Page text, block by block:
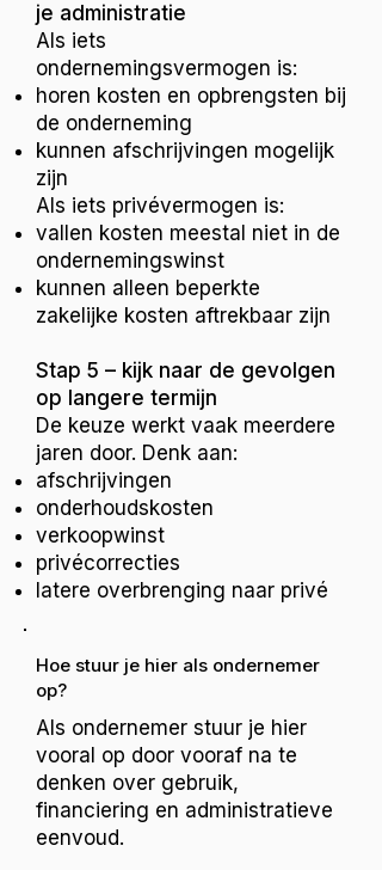
je administratie
Als iets
ondernemingsvermogen is:
horen kosten en opbrengsten bij
de onderneming
kunnen afschrijvingen mogelijk
zijn
Als iets privévermogen is:
vallen kosten meestal niet in de
ondernemingswinst
kunnen alleen beperkte
zakelijke kosten aftrekbaar zijn
Stap 5 – kijk naar de gevolgen
op langere termijn
De keuze werkt vaak meerdere
jaren door. Denk aan:
afschrijvingen
onderhoudskosten
verkoopwinst
privécorrecties
latere overbrenging naar privé
Hoe stuur je hier als ondernemer
op?
Als ondernemer stuur je hier
vooral op door vooraf na te
denken over gebruik,
financiering en administratieve
eenvoud.